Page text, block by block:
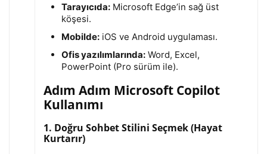
Tarayıcıda:Microsoft Edge’in sağ üst
köşesi.
Mobilde:iOS ve Android uygulaması.
Ofis yazılımlarında:Word, Excel,
PowerPoint (Pro sürüm ile).
Adım Adım Microsoft Copilot
Kullanımı
1. Doğru Sohbet Stilini Seçmek (Hayat
Kurtarır)